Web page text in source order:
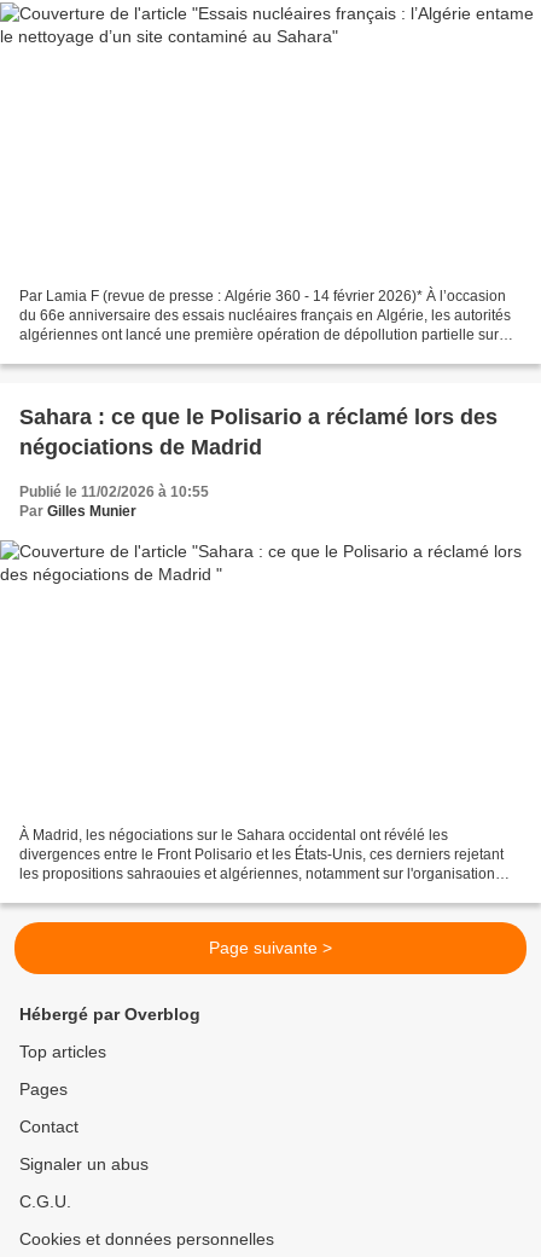
Par Lamia F (revue de presse : Algérie 360 - 14 février 2026)* À l’occasion
du 66e anniversaire des essais nucléaires français en Algérie, les autorités
algériennes ont lancé une première opération de dépollution partielle sur
Sahara : ce que le Polisario a réclamé lors des
négociations de Madrid
Publié le 11/02/2026 à 10:55
Par Gilles Munier
À Madrid, les négociations sur le Sahara occidental ont révélé les
divergences entre le Front Polisario et les États-Unis, ces derniers rejetant
les propositions sahraouies et algériennes, notamment sur l'organisation
Page suivante >
Hébergé par Overblog
Top articles
Pages
Contact
Signaler un abus
C.G.U.
Cookies et données personnelles